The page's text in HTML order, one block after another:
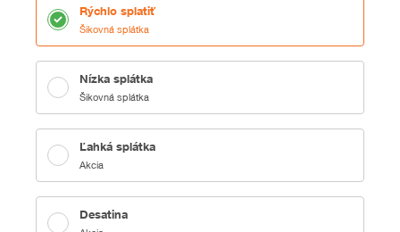
Rýchlo splatiť
Šikovná splátka
Nízka splátka
Šikovná splátka
Ľahká splátka
Akcia
Desatina